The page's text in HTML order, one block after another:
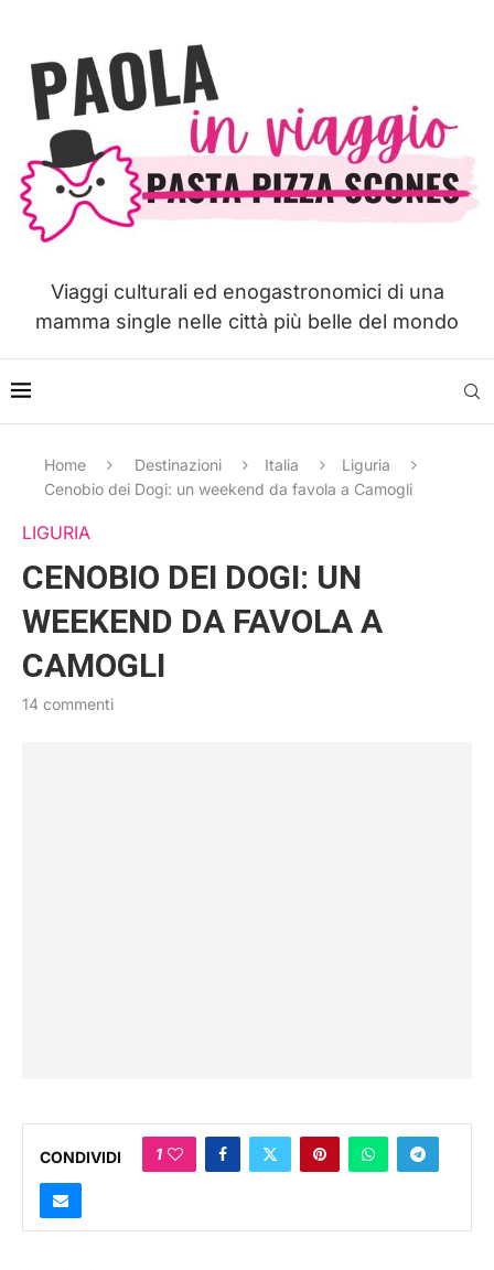
Viaggi culturali ed enogastronomici di una
mamma single nelle città più belle del mondo
Home Destinazioni Italia
Liguria
Cenobio dei Dogi: un weekend da favola a Camogli
LIGURIA
CENOBIO DEI DOGI: UN
WEEKEND DA FAVOLA A
CAMOGLI
14 commenti
CONDIVIDI 1